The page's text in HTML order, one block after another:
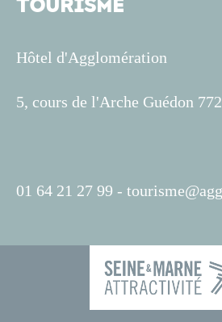
TOURISME
Hôtel d'Agglomération
5, cours de l'Arche Guédon
01 64 21 27 99 -